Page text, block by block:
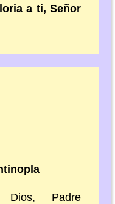
a ti, Señor
Padre